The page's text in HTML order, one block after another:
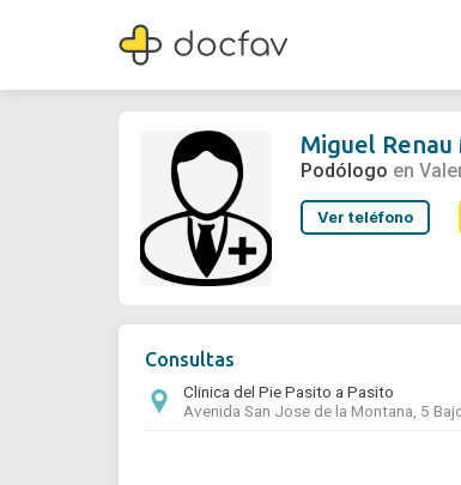
Miguel Renau Martinez
Podólogo
Miguel
Podólogo en
Ver teléfono
Consultas
Clinica del Pie Pasito a Pasito
Avenida San Jose de la Montana, 5